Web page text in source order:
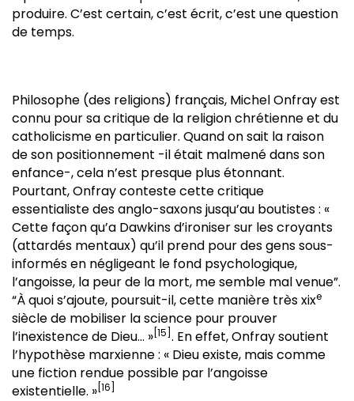
produire. C’est certain, c’est écrit, c’est une question
de temps.
Philosophe (des religions) français, Michel Onfray est
connu pour sa critique de la religion chrétienne et du
catholicisme en particulier. Quand on sait la raison
de son positionnement -il était malmené dans son
enfance-, cela n’est presque plus étonnant.
Pourtant, Onfray conteste cette critique
essentialiste des anglo-saxons jusqu’au boutistes : «
Cette façon qu’a Dawkins d’ironiser sur les croyants
(attardés mentaux) qu’il prend pour des gens sous-
informés en négligeant le fond psychologique,
l’angoisse, la peur de la mort, me semble mal venue”.
“À quoi s’ajoute, poursuit-il, cette manière très xixe
siècle de mobiliser la science pour prouver
l’inexistence de Dieu… » [15] . En effet, Onfray soutient
l’hypothèse marxienne : « Dieu existe, mais comme
une fiction rendue possible par l’angoisse
existentielle. » [16]